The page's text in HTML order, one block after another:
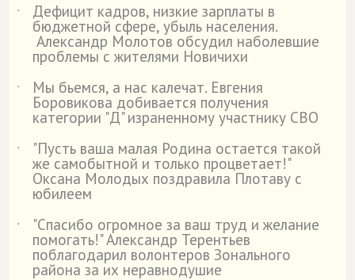
˙ Дефицит кадров, низкие зарплаты в
бюджетной сфере, убыль населения.
Александр Молотов обсудил наболевшие
проблемы с жителями Новичихи
˙
Мы бьемся, а нас калечат. Евгения
Боровикова добивается получения
категории "Д" израненному участнику СВО
˙
"Пусть ваша малая Родина остается такой
же самобытной и только процветает!"
Оксана Молодых поздравила Плотаву с
юбилеем
˙
"Спасибо огромное за ваш труд и желание
помогать!" Александр Терентьев
поблагодарил волонтеров Зонального
района за их неравнодушие